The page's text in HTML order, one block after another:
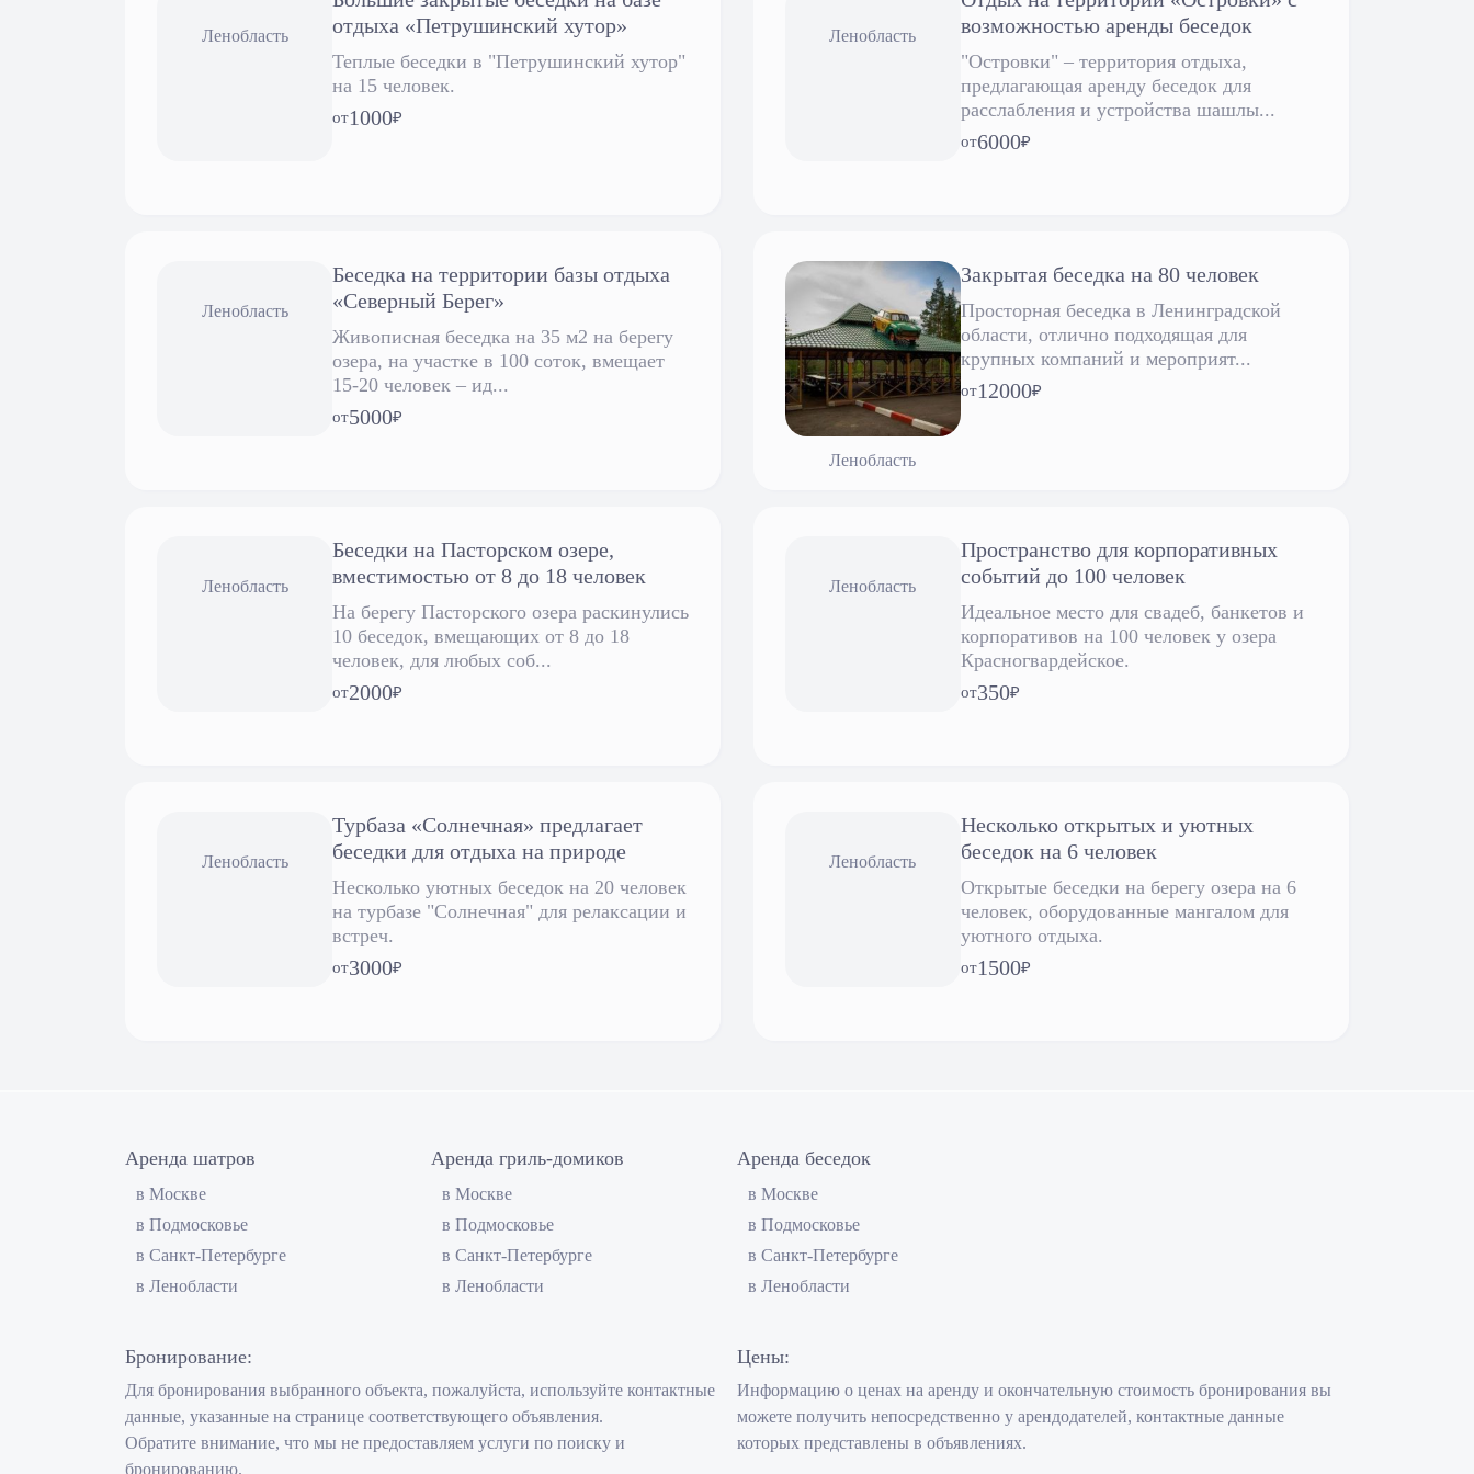
Ленобласть
отдыха «Петрушинский хутор»
Теплые беседки в "Петрушинский хутор"
на 15 человек.
от1000₽
Ленобласть
возможностью аренды беседок
"Островки" – территория отдыха,
предлагающая аренду беседок для
расслабления и устройства шашлы...
от6000₽
Ленобласть
Беседка на территории базы отдыха
«Северный Берег»
Живописная беседка на 35 м2 на берегу
озера, на участке в 100 соток, вмещает
15-20 человек – ид...
от5000₽
Ленобласть
Закрытая беседка на 80 человек
Просторная беседка в Ленинградской
области, отлично подходящая для
крупных компаний и мероприят...
от12000₽
Ленобласть
Беседки на Пасторском озере,
вместимостью от 8 до 18 человек
На берегу Пасторского озера раскинулись
10 беседок, вмещающих от 8 до 18
человек, для любых соб...
от2000₽
Ленобласть
Пространство для корпоративных
событий до 100 человек
Идеальное место для свадеб, банкетов и
корпоративов на 100 человек у озера
Красногвардейское.
от350₽
Ленобласть
Турбаза «Солнечная» предлагает
беседки для отдыха на природе
Несколько уютных беседок на 20 человек
на турбазе "Солнечная" для релаксации и
встреч.
от3000₽
Ленобласть
Несколько открытых и уютных
беседок на 6 человек
Открытые беседки на берегу озера на 6
человек, оборудованные мангалом для
уютного отдыха.
от1500₽
Аренда шатров
в Москве
в Подмосковье
в Санкт-Петербурге
в Ленобласти
Аренда гриль-домиков
в Москве
в Подмосковье
в Санкт-Петербурге
в Ленобласти
Аренда беседок
в Москве
в Подмосковье
в Санкт-Петербурге
в Ленобласти
Бронирование:
Для бронирования выбранного объекта, пожалуйста, используйте контактные
данные, указанные на странице соответствующего объявления.
Обратите внимание, что мы не предоставляем услуги по поиску и
бронированию.
Цены:
Информацию о ценах на аренду и окончательную стоимость бронирования вы
можете получить непосредственно у арендодателей, контактные данные
которых представлены в объявлениях.